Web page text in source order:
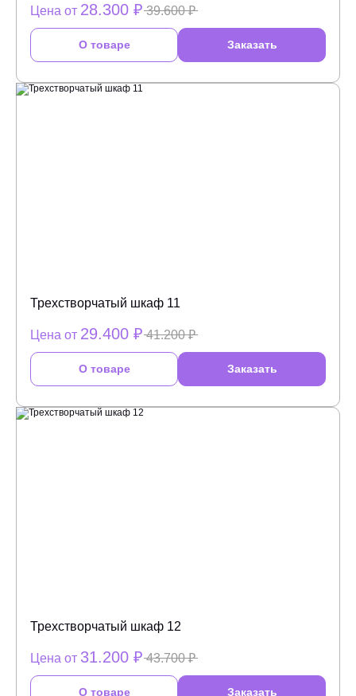
Цена от 28.300 ₽ 39.600 ₽
О товаре Заказать
Трехстворчатый шкаф 11
Цена от 29.400 ₽ 41.200 ₽
О товаре Заказать
Трехстворчатый шкаф 12
Цена от 31.200 ₽ 43.700 ₽
О товаре Заказать